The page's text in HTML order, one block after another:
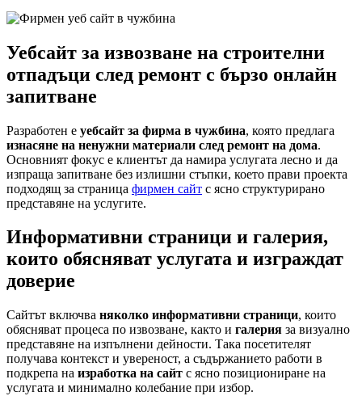
Уебсайт за извозване на строителни
отпадъци след ремонт с бързо онлайн
запитване
Разработен е уебсайт за фирма в чужбина, която предлага
изнасяне на ненужни материали след ремонт на дома.
Основният фокус е клиентът да намира услугата лесно и да
изпраща запитване без излишни стъпки, което прави проекта
подходящ за страница фирмен сайт с ясно структурирано
представяне на услугите.
Информативни страници и галерия,
които обясняват услугата и изграждат
доверие
Сайтът включва няколко информативни страници, които
обясняват процеса по извозване, както и галерия за визуално
представяне на изпълнени дейности. Така посетителят
получава контекст и увереност, а съдържанието работи в
подкрепа на изработка на сайт с ясно позициониране на
услугата и минимално колебание при избор.